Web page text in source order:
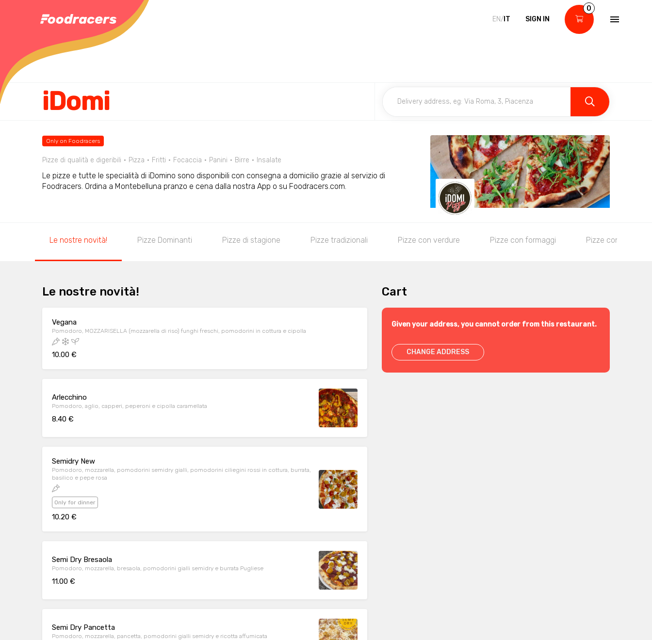
EN/ IT SIGN IN
0
iDomi
Only on Foodracers
Pizze di qualità e digeribili Pizza Fritti Focaccia Panini Birre Insalate
Le pizze e tutte le specialità di iDomino sono disponibili con consegna a domicilio grazie al servizio di
Foodracers. Ordina a Montebelluna pranzo e cena dalla nostra App o su Foodracers.com.
Le nostre novità! Pizze Dominanti Pizze di stagione Pizze tradizionali Pizze con verdure Pizze con formaggi Pizze con salumi
Le nostre novità!
Vegana
Pomodoro, MOZZARISELLA (mozzarella di riso) funghi freschi, pomodorini in cottura e cipolla
10.00 €
Arlecchino
Pomodoro, aglio, capperi, peperoni e cipolla caramellata
8.40 €
Semidry New
Pomodoro, mozzarella, pomodorini semidry gialli, pomodorini ciliegini rossi in cottura, burrata,
basilico e pepe rosa
Only for dinner
10.20 €
Semi Dry Bresaola
Pomodoro, mozzarella, bresaola, pomodorini gialli semidry e burrata Pugliese
11.00 €
Semi Dry Pancetta
Pomodoro, mozzarella, pancetta, pomodorini gialli semidry e ricotta affumicata
Cart
Given your address, you cannot order from this restaurant.
CHANGE ADDRESS